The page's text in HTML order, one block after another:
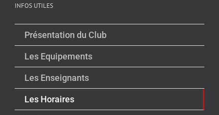
INFOS UTILES
Présentation du Club
Les Equipements
Les Enseignants
Les Horaires